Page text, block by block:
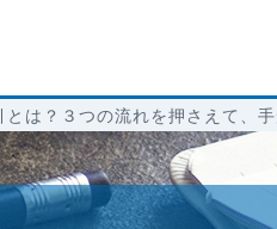
とは？３つの流れを押さえて、手